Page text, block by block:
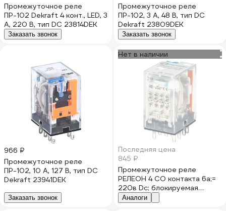
Промежуточное реле
ПР-102 Dekraft 4 конт., LED, 3
А, 220 В, тип DC 23814DEK
Заказать звонок
Промежуточное реле
ПР-102, 3 А, 48 В, тип DC
Dekraft 23809DEK
Заказать звонок
966 ₽
Промежуточное реле
ПР-102, 10 А, 127 В, тип DC
Dekraft 23941DEK
Заказать звонок
Нет в наличии
Последняя цена
845 ₽
Промежуточное реле
РЕЛЕОН 4 CO контакта 6а;=
220в Dc; блокируемая
кнопка тест + leD + д,
RP434922009
Аналоги